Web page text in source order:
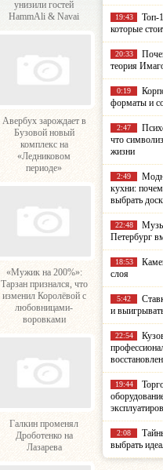
унизили гостей
HammAli & Navai
Авербух зарождает в
Бузовой новый
комплекс на
«Ледниковом
периоде»
«Мужик на 200%»:
Тарзан признался, что
изменил Королёвой с
любовницами-
воровками
Галкин променял
Дроботенко на
Лазарева
19:43
Топ-
которые
20:33
теория
0:19
форматы и
2:47
что
жизни
2:49
кухни:
выбрать
22:48
Петербург
18:53
слоя
5:42
и
22:54
19:44
2:08
выбрать